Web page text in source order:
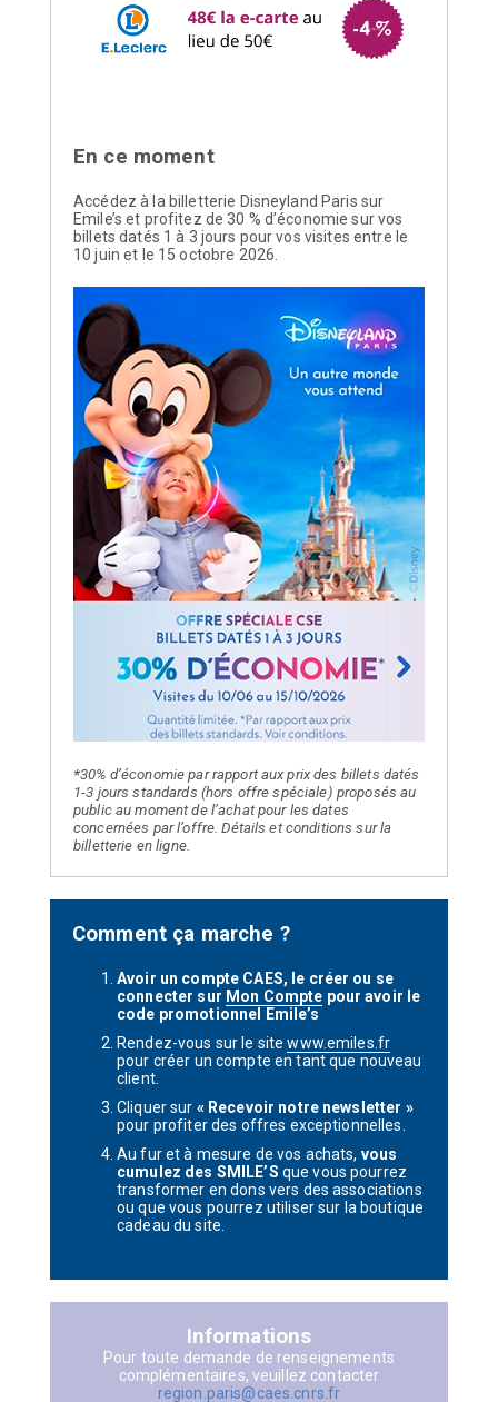
En ce moment
Accédez à la billetterie Disneyland Paris sur
Emile’s et profitez de 30 % d’économie sur vos
billets datés 1 à 3 jours pour vos visites entre le
10 juin et le 15 octobre 2026.
*30% d’économie par rapport aux prix des billets datés
1-3 jours standards (hors offre spéciale) proposés au
public au moment de l’achat pour les dates
concernées par l’offre. Détails et conditions sur la
billetterie en ligne.
Comment ça marche ?
Avoir un compte CAES, le créer ou se
connecter sur Mon Compte pour avoir le
code promotionnel Emile’s
Rendez-vous sur le sitewww.emiles.fr
pour créer un compte en tant que nouveau
client.
Cliquer sur « Recevoir notre newsletter »
pour profiter des offres exceptionnelles.
Au fur et à mesure de vos achats, vous
cumulez des SMILE’S que vous pourrez
transformer en dons vers des associations
ou que vous pourrez utiliser sur la boutique
cadeau du site.
Informations
Pour toute demande de renseignements
complémentaires, veuillez contacter
region.paris@caes.cnrs.fr